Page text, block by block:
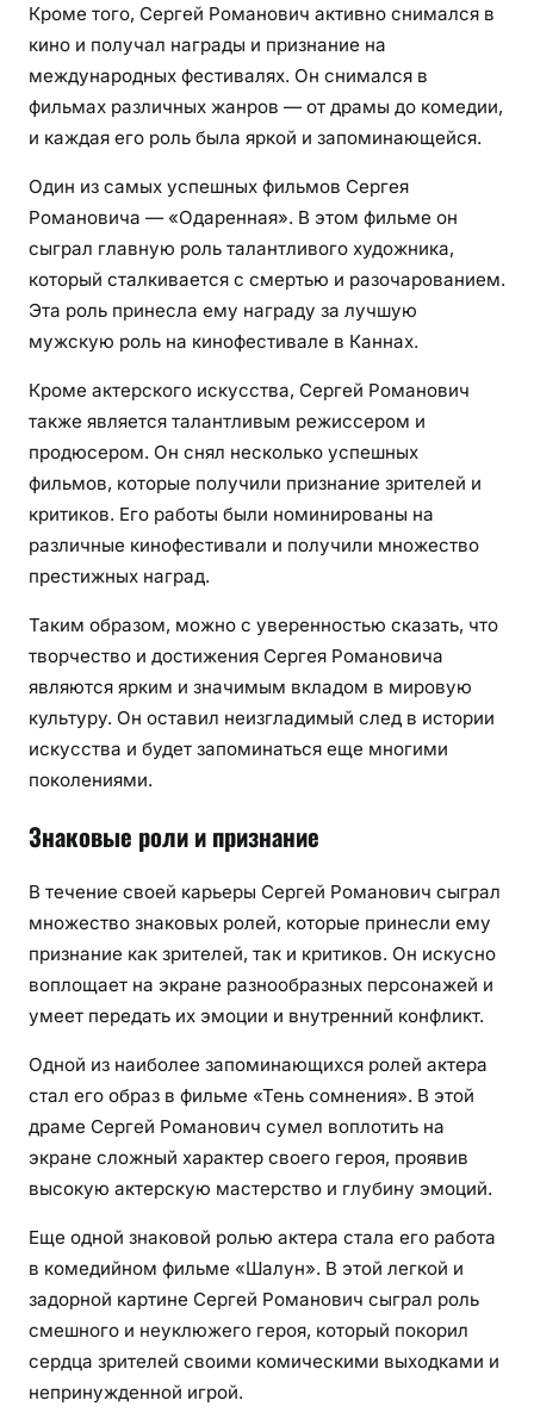
Кроме того, Сергей Романович активно снимался в
кино и получал награды и признание на
международных фестивалях. Он снимался в
фильмах различных жанров — от драмы до комедии,
и каждая его роль была яркой и запоминающейся.
Один из самых успешных фильмов Сергея
Романовича — «Одаренная». В этом фильме он
сыграл главную роль талантливого художника,
который сталкивается с смертью и разочарованием.
Эта роль принесла ему награду за лучшую
мужскую роль на кинофестивале в Каннах.
Кроме актерского искусства, Сергей Романович
также является талантливым режиссером и
продюсером. Он снял несколько успешных
фильмов, которые получили признание зрителей и
критиков. Его работы были номинированы на
различные кинофестивали и получили множество
престижных наград.
Таким образом, можно с уверенностью сказать, что
творчество и достижения Сергея Романовича
являются ярким и значимым вкладом в мировую
культуру. Он оставил неизгладимый след в истории
искусства и будет запоминаться еще многими
поколениями.
Знаковые роли и признание
В течение своей карьеры Сергей Романович сыграл
множество знаковых ролей, которые принесли ему
признание как зрителей, так и критиков. Он искусно
воплощает на экране разнообразных персонажей и
умеет передать их эмоции и внутренний конфликт.
Одной из наиболее запоминающихся ролей актера
стал его образ в фильме «Тень сомнения». В этой
драме Сергей Романович сумел воплотить на
экране сложный характер своего героя, проявив
высокую актерскую мастерство и глубину эмоций.
Еще одной знаковой ролью актера стала его работа
в комедийном фильме «Шалун». В этой легкой и
задорной картине Сергей Романович сыграл роль
смешного и неуклюжего героя, который покорил
сердца зрителей своими комическими выходками и
непринужденной игрой.